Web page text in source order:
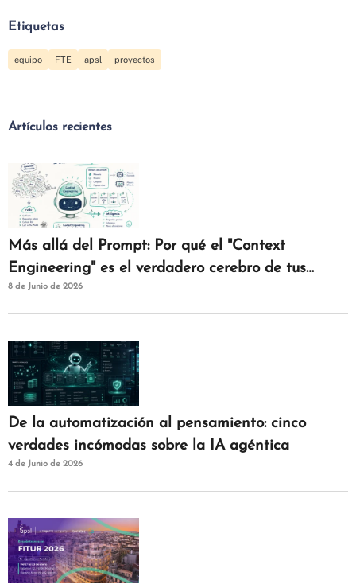
Etiquetas
equipo FTE apsl proyectos
Artículos recientes
Más allá del Prompt: Por qué el "Context
Engineering" es el verdadero cerebro de tus
agentes de IAM
8 de Junio de 2026
De la automatización al pensamiento: cinco
verdades incómodas sobre la IA agéntica
4 de Junio de 2026